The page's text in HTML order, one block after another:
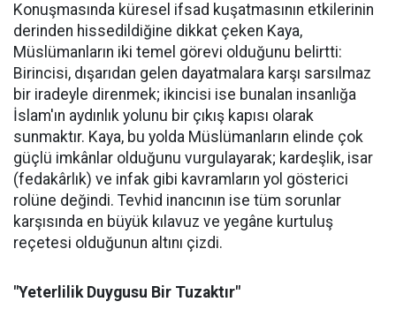
Konuşmasında küresel ifsad kuşatmasının etkilerinin
derinden hissedildiğine dikkat çeken Kaya,
Müslümanların iki temel görevi olduğunu belirtti:
Birincisi, dışarıdan gelen dayatmalara karşı sarsılmaz
bir iradeyle direnmek; ikincisi ise bunalan insanlığa
İslam'ın aydınlık yolunu bir çıkış kapısı olarak
sunmaktır. Kaya, bu yolda Müslümanların elinde çok
güçlü imkânlar olduğunu vurgulayarak; kardeşlik, isar
(fedakârlık) ve infak gibi kavramların yol gösterici
rolüne değindi. Tevhid inancının ise tüm sorunlar
karşısında en büyük kılavuz ve yegâne kurtuluş
reçetesi olduğunun altını çizdi.
"Yeterlilik Duygusu Bir Tuzaktır"